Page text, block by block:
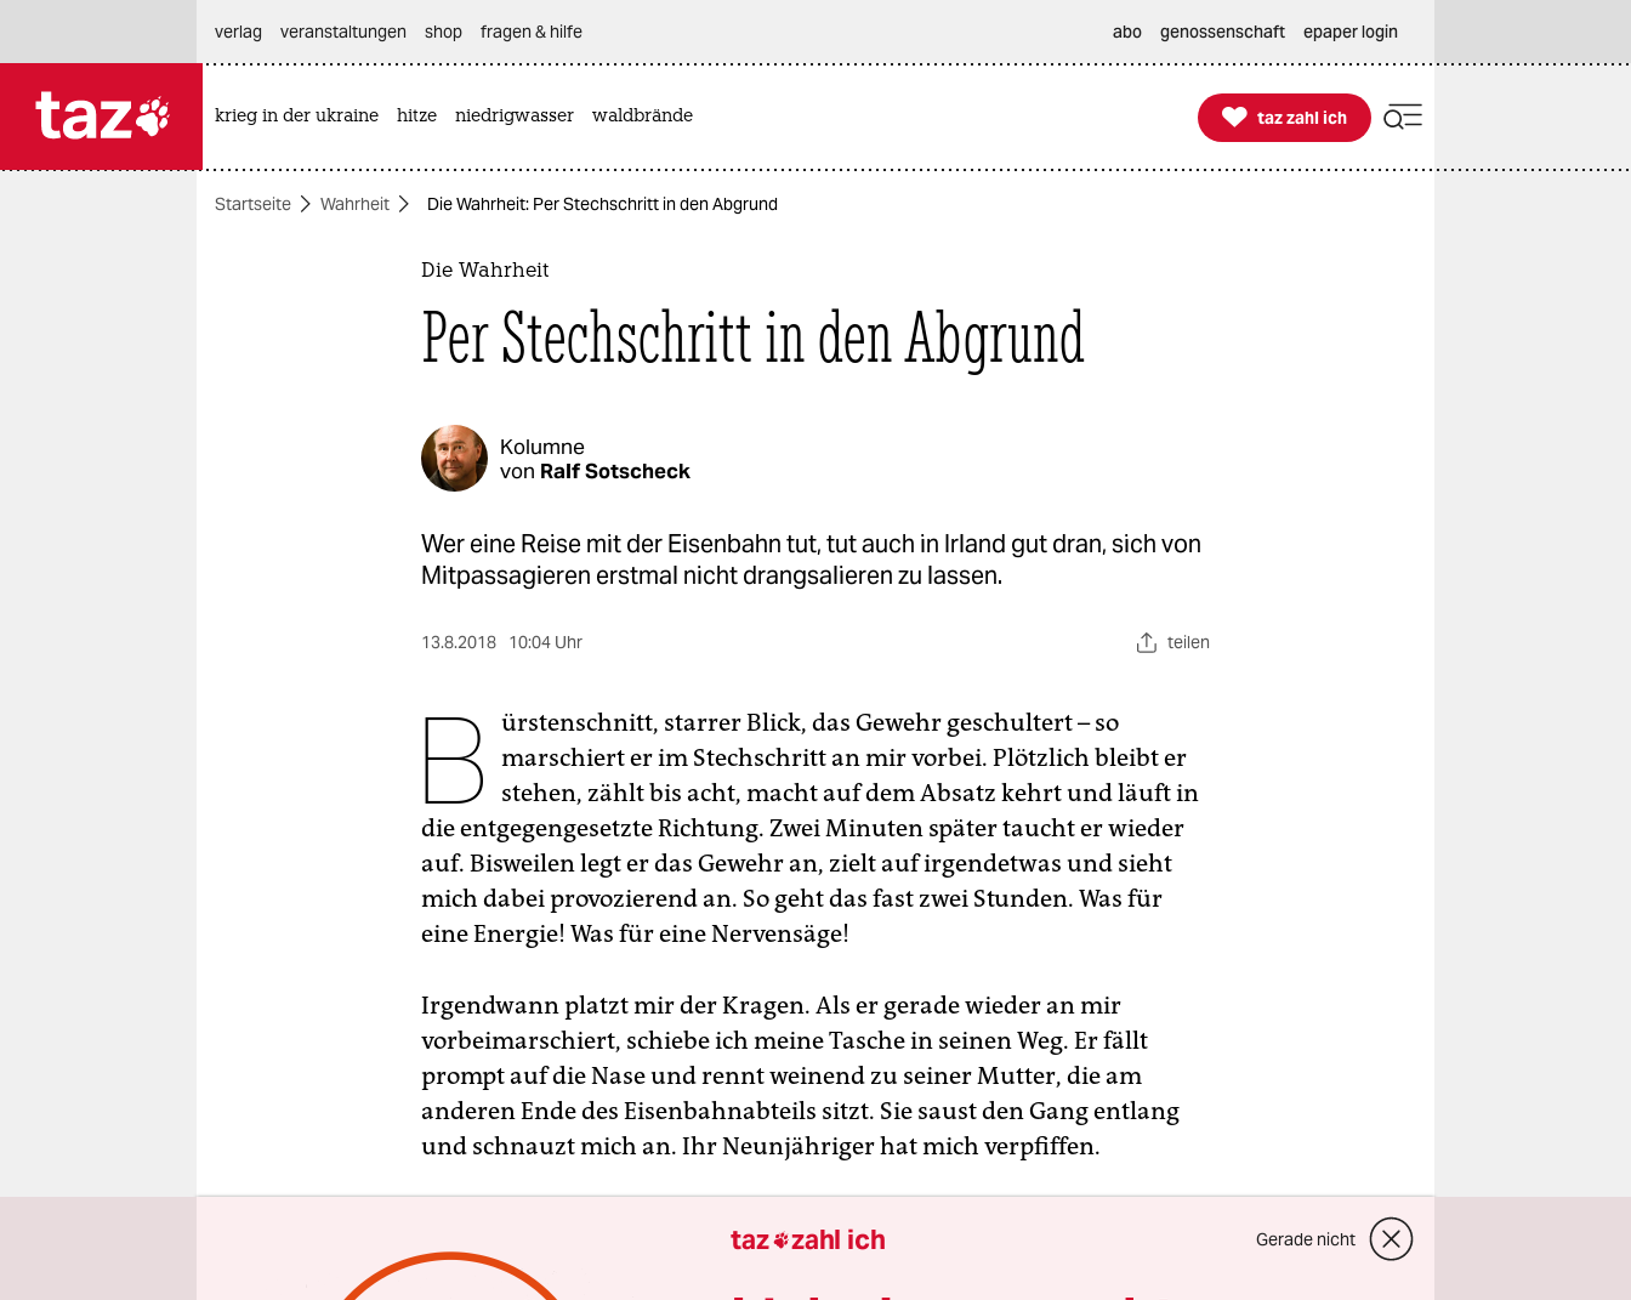
themen
verlag
veranstaltungen shop fragen & hilfe abo genossenschaft epaper login
krieg in der ukraine hitze niedrigwasser waldbrände 
taz zahl ich
taz zahl ich
Startseite Wahrheit Die Wahrheit: Per Stechschritt in den Abgrund
Die Wahrheit
Per Stechschritt in den Abgrund
Kolumne
von Ralf Sotscheck
Wer eine Reise mit der Eisenbahn tut, tut auch in Irland gut dran, sich von
Mitpassagieren erstmal nicht drangsalieren zu lassen.
13.8.2018 10:04 Uhr teilen
B
ürstenschnitt, starrer Blick, das Gewehr geschultert – so
marschiert er im Stechschritt an mir vorbei. Plötzlich bleibt er
stehen, zählt bis acht, macht auf dem Absatz kehrt und läuft in
die entgegengesetzte Richtung. Zwei Minuten später taucht er wieder
auf. Bisweilen legt er das Gewehr an, zielt auf irgendetwas und sieht
mich dabei provozierend an. So geht das fast zwei Stunden. Was für
eine Energie! Was für eine Nervensäge!
Irgendwann platzt mir der Kragen. Als er gerade wieder an mir
vorbeimarschiert, schiebe ich meine Tasche in seinen Weg. Er fällt
prompt auf die Nase und rennt weinend zu seiner Mutter, die am
anderen Ende des Eisenbahnabteils sitzt. Sie saust den Gang entlang
und schnauzt mich an. Ihr Neunjähriger hat mich verpfiffen.
taz zahl ich Gerade nicht